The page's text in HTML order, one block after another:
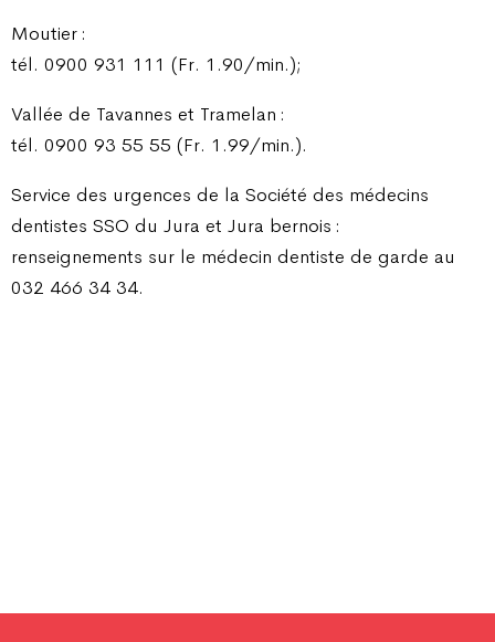
Moutier :
tél. 0900 931 111 (Fr. 1.90/min.);
Vallée de Tavannes et Tramelan :
tél. 0900 93 55 55 (Fr. 1.99/min.).
Service des urgences de la Société des médecins
dentistes SSO du Jura et Jura bernois :
renseignements sur le médecin dentiste de garde au
032 466 34 34.